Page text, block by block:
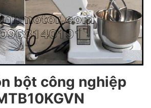
bột công nghiệp